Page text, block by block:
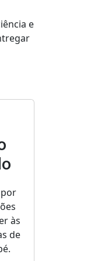
e
às
de